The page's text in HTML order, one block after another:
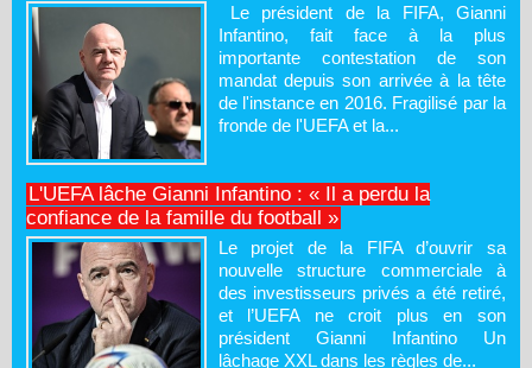
Le président de la FIFA, Gianni
Infantino, fait face à la plus
importante contestation de son
mandat depuis son arrivée à la tête
de l'instance en 2016. Fragilisé par la
fronde de l'UEFA et la...
L'UEFA lâche Gianni Infantino : « Il a perdu la
confiance de la famille du football »
Le projet de la FIFA d’ouvrir sa
nouvelle structure commerciale à
des investisseurs privés a été retiré,
et l’UEFA ne croit plus en son
président Gianni Infantino Un
lâchage XXL dans les règles de...